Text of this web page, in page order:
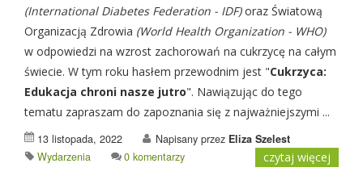
(International Diabetes Federation - IDF)oraz Światową
Organizacją Zdrowia (World Health Organization - WHO)
w odpowiedzi na wzrost zachorowań na cukrzycę na całym
świecie. W tym roku hasłem przewodnim jest "Cukrzyca:
Edukacja chroni nasze jutro". Nawiązując do tego
tematu zapraszam do zapoznania się z najważniejszymi ...
13 listopada, 2022 Napisany przez Eliza Szelest
Wydarzenia
0 komentarzy czytaj więcej